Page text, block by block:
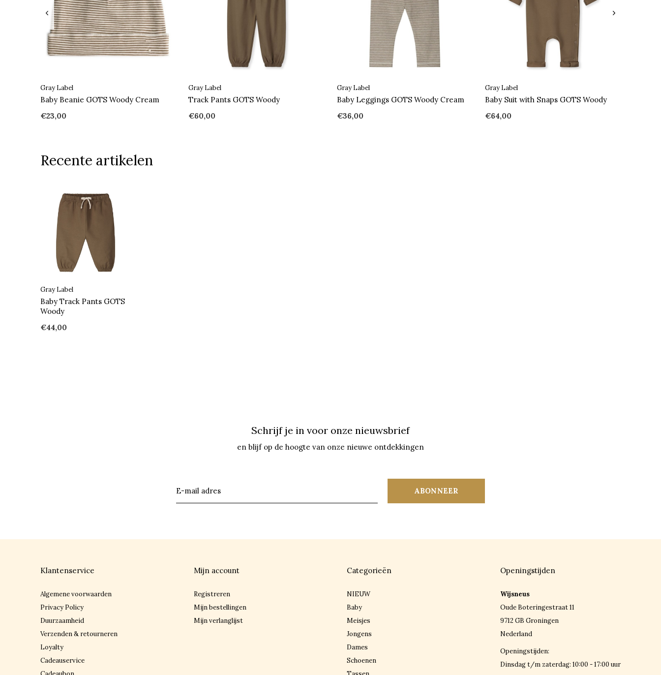
Gray Label
Baby Beanie GOTS Woody Cream
€23,00
Gray Label
Track Pants GOTS Woody
€60,00
Gray Label
Baby Leggings GOTS Woody Cream
€36,00
Gray Label
Baby Suit with Snaps GOTS Woody
€64,00
Recente artikelen
Gray Label
Baby Track Pants GOTS
Woody
€44,00
Schrijf je in voor onze nieuwsbrief
en blijf op de hoogte van onze nieuwe ontdekkingen
ABONNEER
Klantenservice
Algemene voorwaarden
Privacy Policy
Duurzaamheid
Verzenden & retourneren
Loyalty
Cadeauservice
Mijn account
Registreren
Mijn bestellingen
Mijn verlanglijst
Categorieën
NIEUW
Baby
Meisjes
Jongens
Dames
Schoenen
Openingstijden
Wijsneus
Oude Boteringestraat 11
9712 GB Groningen
Nederland
Openingstijden:
Dinsdag t/m zaterdag: 10:00 - 17:00 uur